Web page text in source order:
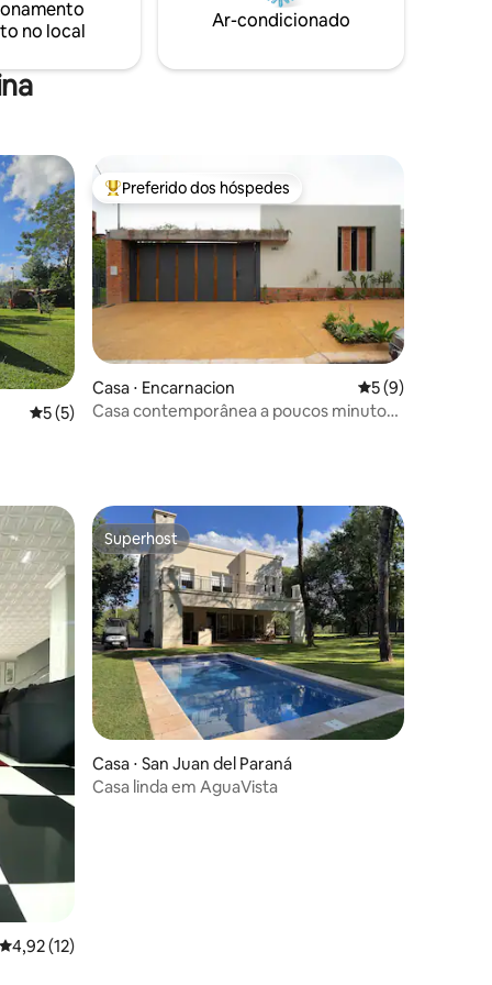
no local
Ar-condicionado
5 de uma avaliação média de 5, 5 avaliações
5 (5)
Entre os melhores preferidos dos hóspedes
Preferido dos hóspedes
Casa ⋅ Encarnacion 5 de uma
5 (9)
Casa contemporânea a poucos minutos
4,92 de uma avaliação média de 5, 12 avaliações
4,92 (12)
Superhost
Superhost
Casa ⋅ San Juan del Paraná
Casa linda em AguaVista